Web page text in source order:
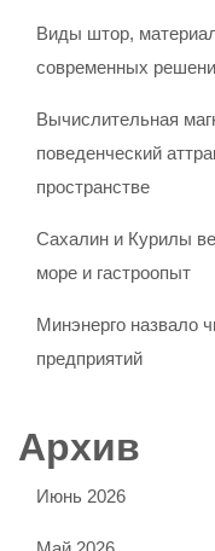
Виды штор,
современных
Вычислительная
поведенческий
пространстве
Сахалин и Курилы
море и гастроопыт
Минэнерго назвало
предприятий
Архив
Июнь 2026